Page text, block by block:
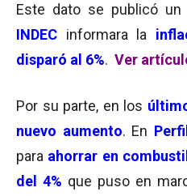
Este dato se publicó
INDEC informara la
disparó al 6%. Ver
Por su parte, en los
nuevo aumento. En Perfil
para ahorrar en
del 4% que puso en